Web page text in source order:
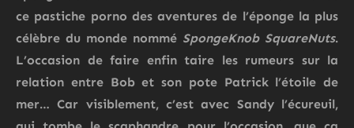
ce pastiche porno des aventures de l’éponge la plus
célèbre du monde nommé SpongeKnob SquareNuts.
L’occasion de faire enfin taire les rumeurs sur la
relation entre Bob et son pote Patrick l’étoile de
mer… Car visiblement, c’est avec Sandy l’écureuil,